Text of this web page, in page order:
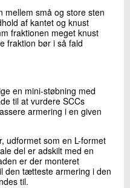
mellem små og store sten
af kantet og knust
fraktionen meget knust
fraktion bør i så fald
en mini-støbning med
til at vurdere SCCs
armering i en given
udformet som en L-formet
del er adskilt med en
er der monteret
den tætteste armering i den
til.